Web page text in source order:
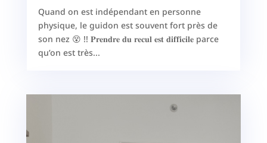
Quand on est indépendant en personne
physique, le guidon est souvent fort près de
son nez 😵 !! 𝐏𝐫𝐞𝐧𝐝𝐫𝐞 𝐝𝐮 𝐫𝐞𝐜𝐮𝐥 𝐞𝐬𝐭 𝐝𝐢𝐟𝐟𝐢𝐜𝐢𝐥𝐞 parce
qu’on est très...